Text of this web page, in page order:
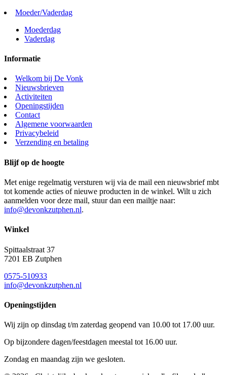
Moeder/Vaderdag
Moederdag
Vaderdag
Informatie
Welkom bij De Vonk
Nieuwsbrieven
Activiteiten
Openingstijden
Contact
Algemene voorwaarden
Privacybeleid
Verzending en betaling
Blijf op de hoogte
Met enige regelmatig versturen wij via de mail een nieuwsbrief mbt
tot komende acties of nieuwe producten in de winkel. Wilt u zich
aanmelden voor deze mail, stuur dan een mailtje naar:
info@devonkzutphen.nl.
Winkel
Spittaalstraat 37
7201 EB Zutphen
0575-510933
info@devonkzutphen.nl
Openingstijden
Wij zijn op dinsdag t/m zaterdag geopend van 10.00 tot 17.00 uur.
Op bijzondere dagen/feestdagen meestal tot 16.00 uur.
Zondag en maandag zijn we gesloten.